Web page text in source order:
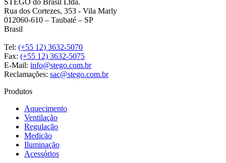
STEGO do Brasil Ltda.
Rua dos Cortezes, 353 - Vila Marly
012060-610 – Taubaté – SP
Brasil
Tel: (+55 12) 3632-5070
Fax: (+55 12) 3632-5075
E-Mail: info@stego.com.br
Reclamações: sac@stego.com.br
Produtos
Aquecimento
Ventilação
Regulação
Medição
Iluminação
Acessórios